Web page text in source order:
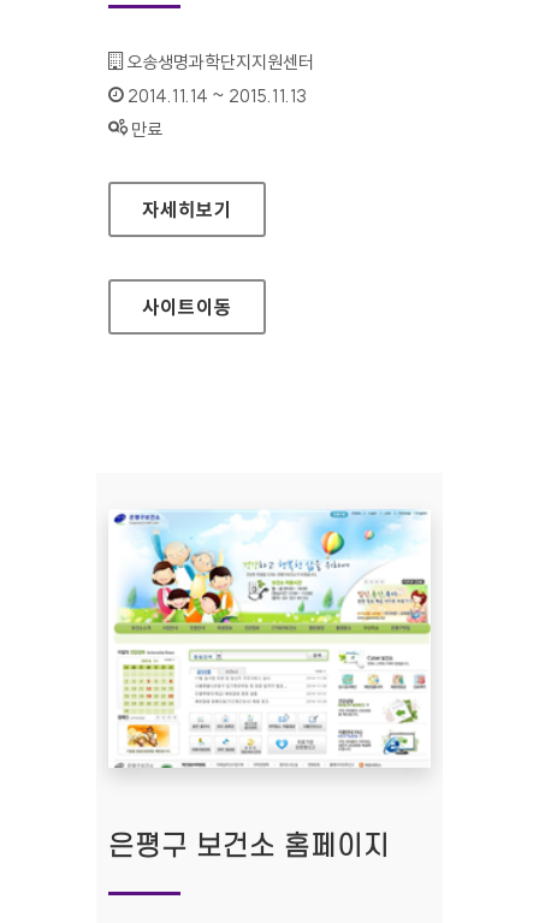
기관명 :
오송생명과학단지지원센터
인증기간 :
2014.11.14 ~ 2015.11.13
상태 :
만료
오송생명과학단지지원센터 홈페이지
자세히보기
사이트이동
은평구 보건소 홈페이지